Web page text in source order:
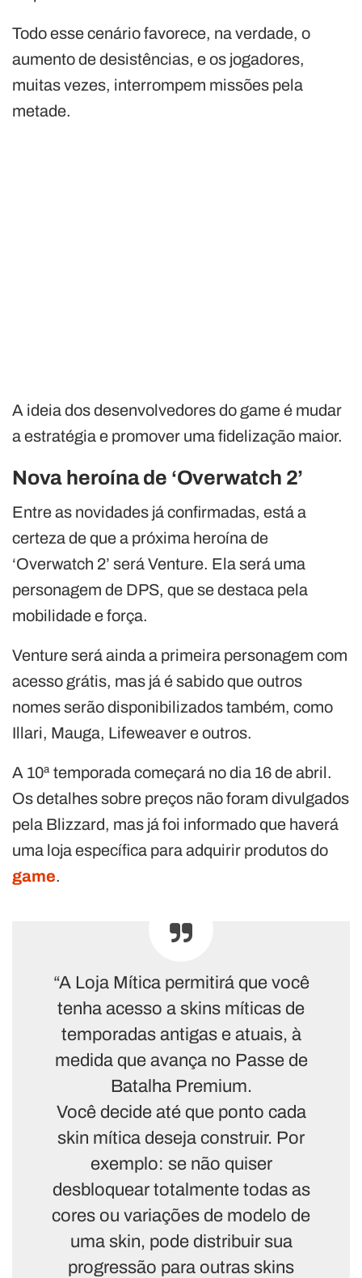
Todo esse cenário favorece, na verdade, o
aumento de desistências, e os jogadores,
muitas vezes, interrompem missões pela
metade.
A ideia dos desenvolvedores do game é mudar
a estratégia e promover uma fidelização maior.
Nova heroína de ‘Overwatch 2’
Entre as novidades já confirmadas, está a
certeza de que a próxima heroína de
‘Overwatch 2’ será Venture. Ela será uma
personagem de DPS, que se destaca pela
mobilidade e força.
Venture será ainda a primeira personagem com
acesso grátis, mas já é sabido que outros
nomes serão disponibilizados também, como
Illari, Mauga, Lifeweaver e outros.
A 10ª temporada começará no dia 16 de abril.
Os detalhes sobre preços não foram divulgados
pela Blizzard, mas já foi informado que haverá
uma loja específica para adquirir produtos do
game.
“A Loja Mítica permitirá que você
tenha acesso a skins míticas de
temporadas antigas e atuais, à
medida que avança no Passe de
Batalha Premium.
Você decide até que ponto cada
skin mítica deseja construir. Por
exemplo: se não quiser
desbloquear totalmente todas as
cores ou variações de modelo de
uma skin, pode distribuir sua
progressão para outras skins